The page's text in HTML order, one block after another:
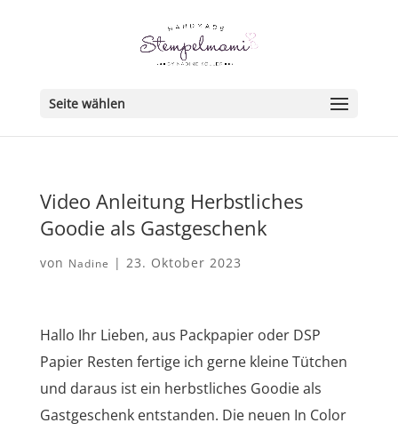
Seite wählen
Video Anleitung Herbstliches
Goodie als Gastgeschenk
von Nadine | 23. Oktober 2023
Hallo Ihr Lieben, aus Packpapier oder DSP
Papier Resten fertige ich gerne kleine Tütchen
und daraus ist ein herbstliches Goodie als
Gastgeschenk entstanden. Die neuen In Color